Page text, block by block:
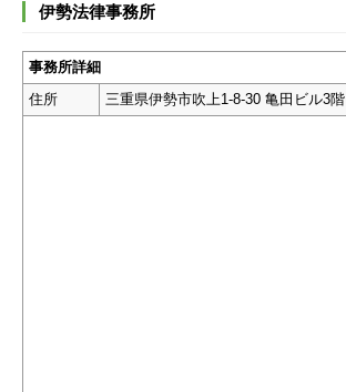
伊勢法律事務所
事務所詳細
住所
三重県伊勢市吹上1-8-30 亀田ビル3階